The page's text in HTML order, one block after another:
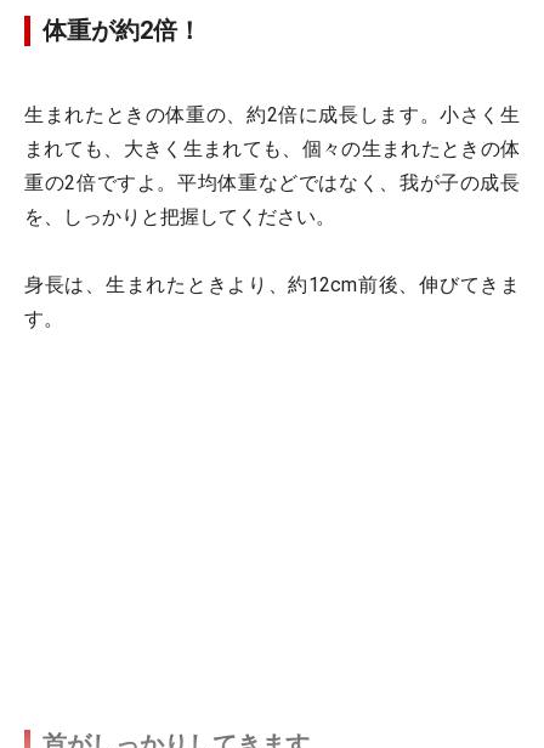
体重が約2倍！
生まれたときの体重の、約2倍に成長します。小さく生
まれても、大きく生まれても、個々の生まれたときの体
重の2倍ですよ。平均体重などではなく、我が子の成長
を、しっかりと把握してください。
身長は、生まれたときより、約12cm前後、伸びてきま
す。